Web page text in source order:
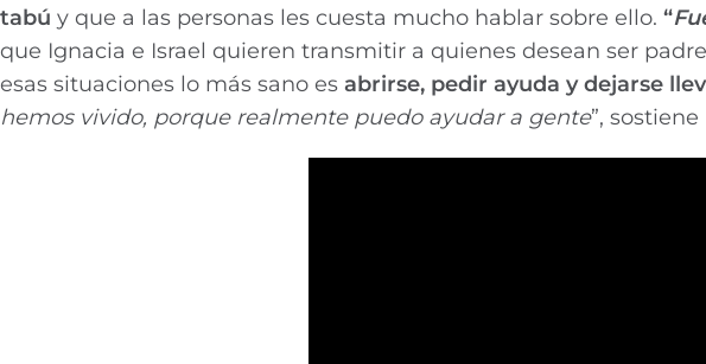
tabú y que a las personas les cuesta mucho hablar sobre ello. “
que Ignacia e Israel quieren transmitir a quienes desean ser
esas situaciones lo más sano es abrirse, pedir ayuda y dejarse
hemos vivido, porque realmente puedo ayudar a gente”,